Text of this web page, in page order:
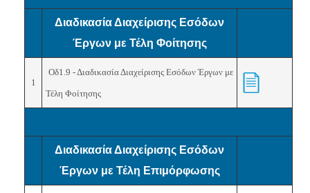
Διαδικασία Διαχείρισης Εσόδων
Έργων με Τέλη Φοίτησης
1
Οδ1.9 - Διαδικασία Διαχείρισης Εσόδων Έργων με
Τέλη Φοίτησης
Διαδικασία Διαχείρισης Εσόδων
Έργων με Τέλη Επιμόρφωσης